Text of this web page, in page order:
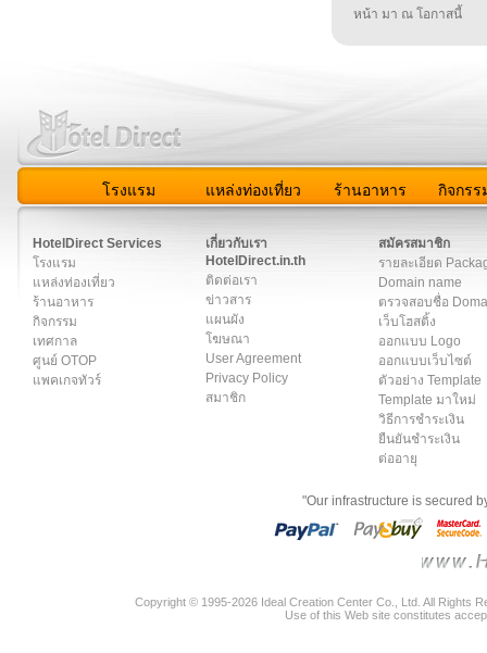
หน้า มา ณ โอกาสนี้
โรงแรม แหล่งท่องเที่ยว ร้านอาหาร กิจกรร
HotelDirect Services
โรงแรม
แหล่งท่องเที่ยว
ร้านอาหาร
กิจกรรม
เทศกาล
ศูนย์ OTOP
แพคเกจทัวร์
เกี่ยวกับเรา
HotelDirect.in.th
ติดต่อเรา
ข่าวสาร
แผนผัง
โฆษณา
User Agreement
Privacy Policy
สมาชิก
สมัครสมาชิก
รายละเอียด
Domain name
ตรวจสอบชื่อ
เว็บโฮสติ้ง
ออกแบบ Logo
ออกแบบเว็บไซต์
ตัวอย่าง Template
Template มาใหม่
วิธีการชำระเงิน
ยืนยันชำระเงิน
ต่ออายุ
"Our infrastructure is secured
Copyright © 1995-2026 Ideal Creation Center Co., Ltd. All Rights
Use of this Web site constitutes